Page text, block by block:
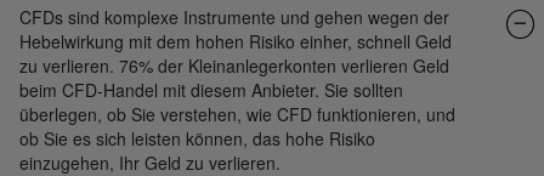
CFDs sind komplexe Instrumente und gehen wegen der
Hebelwirkung mit dem hohen Risiko einher, schnell Geld
zu verlieren. 76% der Kleinanlegerkonten verlieren Geld
beim CFD-Handel mit diesem Anbieter. Sie sollten
überlegen, ob Sie verstehen, wie CFD funktionieren, und
ob Sie es sich leisten können, das hohe Risiko
einzugehen, Ihr Geld zu verlieren.